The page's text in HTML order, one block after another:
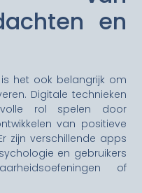
en
het ook belangrijk om
Digitale technieken
rol spelen door
van positieve
zijn verschillende apps
en gebruikers
of